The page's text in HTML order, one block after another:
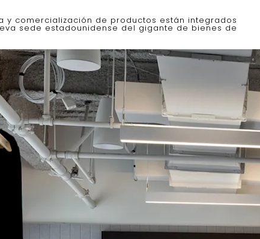
y comercialización de productos están integrados
sede estadounidense del gigante de bienes de